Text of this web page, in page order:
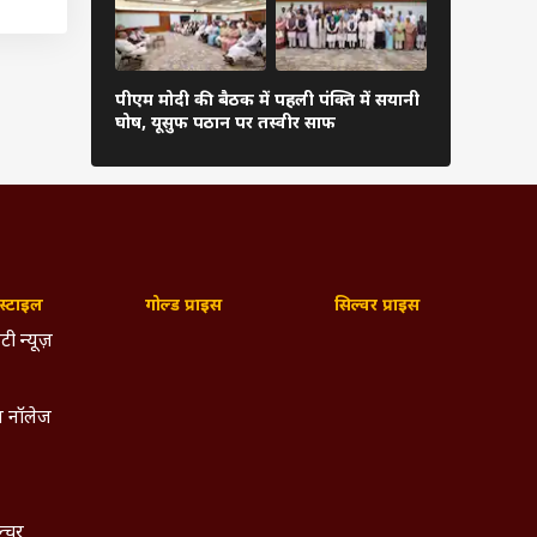
को
की
दें
पीएम मोदी की बैठक में पहली पंक्ति में सयानी
घोष, यूसुफ पठान पर तस्वीर साफ
न्यूज़
नॉलेज
गोल्ड प्राइस सिल्वर प्राइस